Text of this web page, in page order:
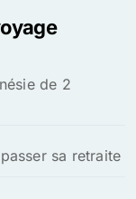
de 2
sa retraite